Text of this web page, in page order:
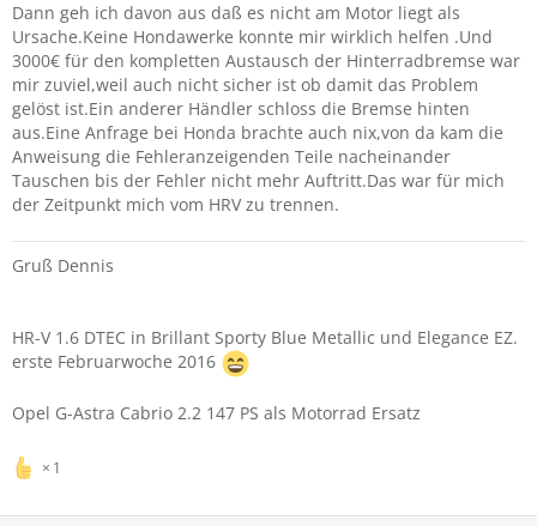
Dann geh ich davon aus daß es nicht am Motor liegt als
Ursache.Keine Hondawerke konnte mir wirklich helfen .Und
3000€ für den kompletten Austausch der Hinterradbremse war
mir zuviel,weil auch nicht sicher ist ob damit das Problem
gelöst ist.Ein anderer Händler schloss die Bremse hinten
aus.Eine Anfrage bei Honda brachte auch nix,von da kam die
Anweisung die Fehleranzeigenden Teile nacheinander
Tauschen bis der Fehler nicht mehr Auftritt.Das war für mich
der Zeitpunkt mich vom HRV zu trennen.
Gruß Dennis
HR-V 1.6 DTEC in Brillant Sporty Blue Metallic und Elegance EZ.
erste Februarwoche 2016
Opel G-Astra Cabrio 2.2 147 PS als Motorrad Ersatz
1